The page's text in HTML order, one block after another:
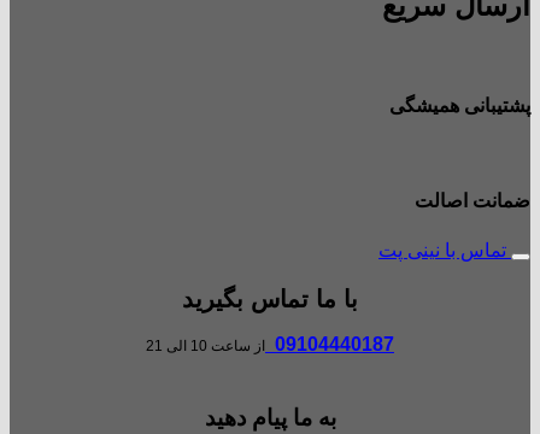
پشتیبانی همیشگی
ضمانت اصالت
تماس با نینی پت
با ما تماس بگیرید
09104440187 از ساعت 10 الی 21
به ما پیام دهید